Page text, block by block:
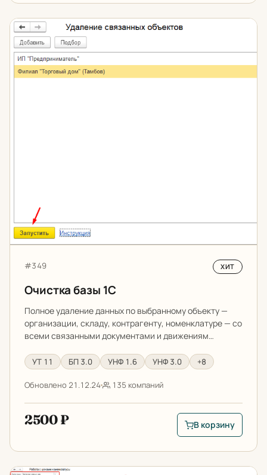
Очистка базы 1С
Артикул:
#349 ХИТ
Очистка базы 1С
Полное удаление данных по выбранному объекту —
организации, складу, контрагенту, номенклатуре — со
всеми связанными документами и движениям…
УТ 11 БП 3.0 УНФ 1.6 УНФ 3.0 +8
Обновлено 21.12.24 135 компаний
2500 ₽
В корзину: Очистка
В корзину